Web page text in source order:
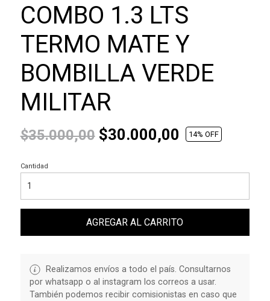
COMBO 1.3 LTS
TERMO MATE Y
BOMBILLA VERDE
MILITAR
$35.000,00$30.000,00 14% OFF
Cantidad
AGREGAR AL CARRITO
Realizamos envíos a todo el país. Consultarnos
por whatsapp o al instagram los correos a usar.
También podemos recibir comisionistas en caso que